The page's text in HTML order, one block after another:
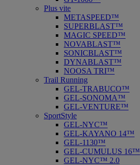
Plus vite
METASPEED™
SUPERBLAST™
MAGIC SPEED™
NOVABLAST™
SONICBLAST™
DYNABLAST™
NOOSA TRI™
Trail Running
GEL-TRABUCO™
GEL-SONOMA™
GEL-VENTURE™
SportStyle
GEL-NYC™
GEL-KAYANO 14™
GEL-1130™
GEL-CUMULUS 16™
GEL-NYC™ 2.0